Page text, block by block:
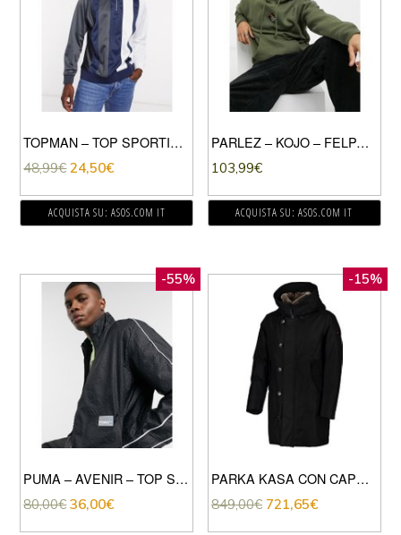
TOPMAN – TOP SPORTIVO A PANNELLI GRIGIO & BLU NAVY
48,99€ 24,50€
ACQUISTA SU: ASOS.COM IT
PARLEZ – KOJO – FELPA CON CAPPUCCIO VERDE CON RICAMO
103,99€
ACQUISTA SU: ASOS.COM IT
-55%
PUMA – AVENIR – TOP SPORTIVO NERO
80,00€ 36,00€
-15%
PARKA KASA CON CAPPUCCIO
849,00€ 721,65€